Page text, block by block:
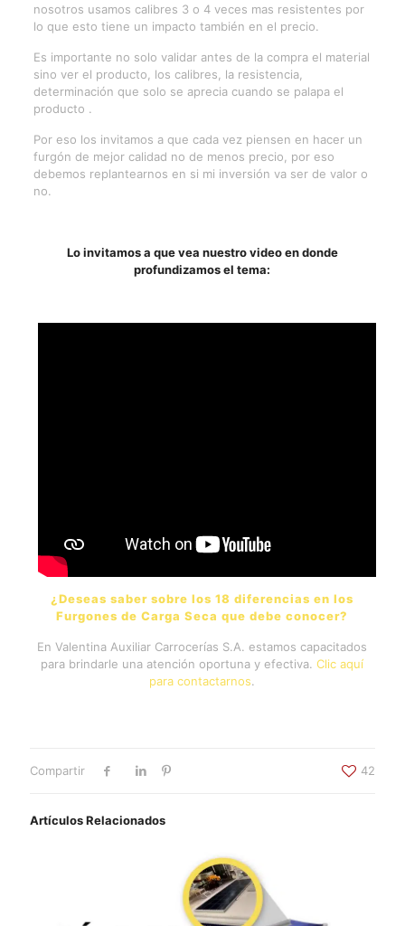
nosotros usamos calibres 3 o 4 veces mas resistentes por
lo que esto tiene un impacto también en el precio.
Es importante no solo validar antes de la compra el material
sino ver el producto, los calibres, la resistencia,
determinación que solo se aprecia cuando se palapa el
producto .
Por eso los invitamos a que cada vez piensen en hacer un
furgón de mejor calidad no de menos precio, por eso
debemos replantearnos en si mi inversión va ser de valor o
no.
Lo invitamos a que vea nuestro video en donde
profundizamos el tema:
¿Deseas saber sobre los 18 diferencias en los
Furgones de Carga Seca que debe conocer?
En Valentina Auxiliar Carrocerías S.A. estamos capacitados
para brindarle una atención oportuna y efectiva.Clic aquí
para contactarnos.
Compartir 42
Artículos Relacionados